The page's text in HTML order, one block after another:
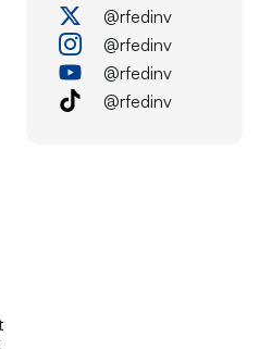
@rfedinv
@rfedinv
@rfedinv
@rfedinv